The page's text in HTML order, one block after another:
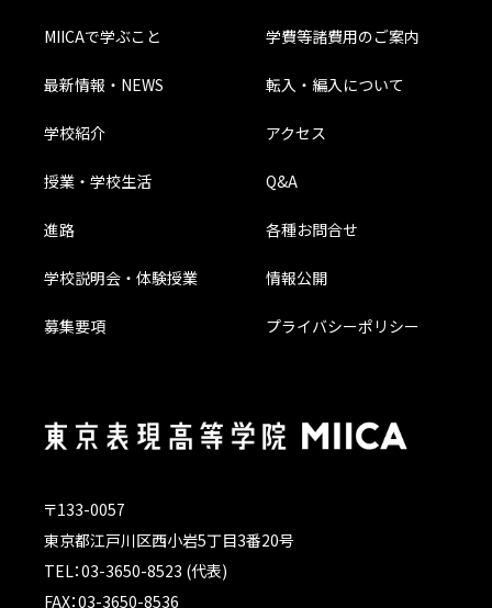
MIICAで学ぶこと
最新情報・NEWS
学校紹介
授業・学校生活
進路
学校説明会・体験授業
募集要項
学費等諸費用のご案内
転入・編入について
アクセス
Q&A
各種お問合せ
情報公開
プライバシーポリシー
〒133-0057
東京都江戸川区西小岩5丁目3番20号
TEL：03-3650-8523 (代表)
FAX：03-3650-8536